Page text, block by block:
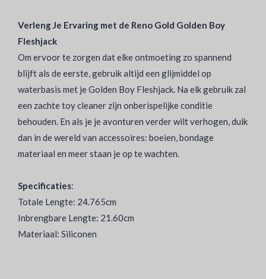
Verleng Je Ervaring met de Reno Gold Golden Boy
Fleshjack
Om ervoor te zorgen dat elke ontmoeting zo spannend
blijft als de eerste, gebruik altijd een glijmiddel op
waterbasis met je Golden Boy Fleshjack. Na elk gebruik zal
een zachte toy cleaner zijn onberispelijke conditie
behouden. En als je je avonturen verder wilt verhogen, duik
dan in de wereld van accessoires: boeien, bondage
materiaal en meer staan je op te wachten.
Specificaties:
Totale Lengte: 24.765cm
Inbrengbare Lengte: 21.60cm
Materiaal: Siliconen